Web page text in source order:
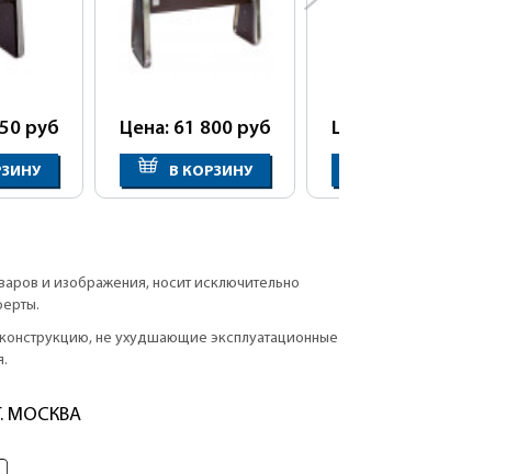
руб Цена: 61 800 руб
В КОРЗИНУ
Цена: 62 750
и изображения, носит исключительно
не ухудшающие эксплуатационные
МОСКВА